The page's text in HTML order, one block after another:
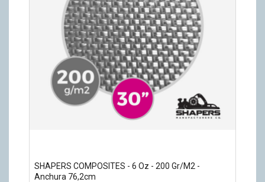
SHAPERS COMPOSITES - 6 Oz - 200 Gr/m2 -
Anchura 76,2cm